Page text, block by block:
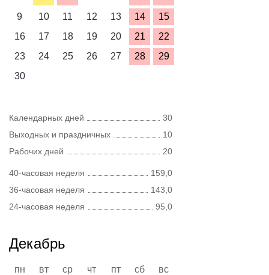
9
10 11 12 13 14
15
16
17 18 19 20 21
22
23
24 25 26 27 28
29
30
Календарных дней
30
Выходных и праздничных
10
Рабочих дней
20
40-часовая неделя
159,0
36-часовая неделя
143,0
24-часовая неделя
95,0
Декабрь
пн вт ср чт пт сб
вс